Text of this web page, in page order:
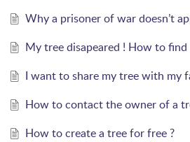
Why a prisoner of war doesn’t
My tree disapeared ! How to find
I want to share my tree with my
How to contact the owner of a
How to create a tree for free ?